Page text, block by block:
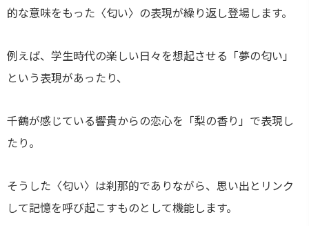
的な意味をもった〈匂い〉の表現が繰り返し登場します。
例えば、学生時代の楽しい日々を想起させる「夢の匂い」
という表現があったり、
千鶴が感じている響貴からの恋心を「梨の香り」で表現し
たり。
そうした〈匂い〉は刹那的でありながら、思い出とリンク
して記憶を呼び起こすものとして機能します。